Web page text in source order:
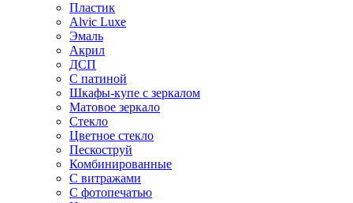
Пластик
Alvic Luxe
Эмаль
Акрил
ДСП
С патиной
Шкафы-купе с зеркалом
Матовое зеркало
Стекло
Цветное стекло
Пескоструй
Комбинированные
С витражами
С фотопечатью